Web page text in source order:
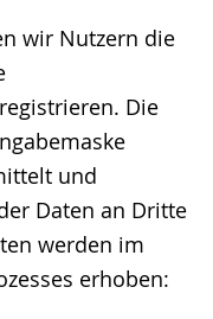
wir Nutzern die
Die
und
Daten an Dritte
werden im
erhoben: